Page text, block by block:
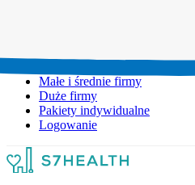
Małe i średnie firmy
Duże firmy
Pakiety indywidualne
Logowanie